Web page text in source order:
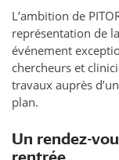
L’ambition de
représentation de
événement
chercheurs et
travaux auprès
plan.
Un rendez-